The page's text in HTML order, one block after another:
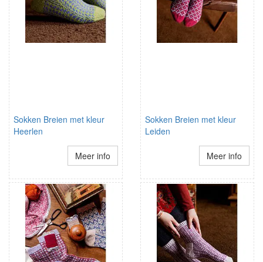
Sokken Breien met kleur
Heerlen
Meer info
Sokken Breien met kleur
Leiden
Meer info